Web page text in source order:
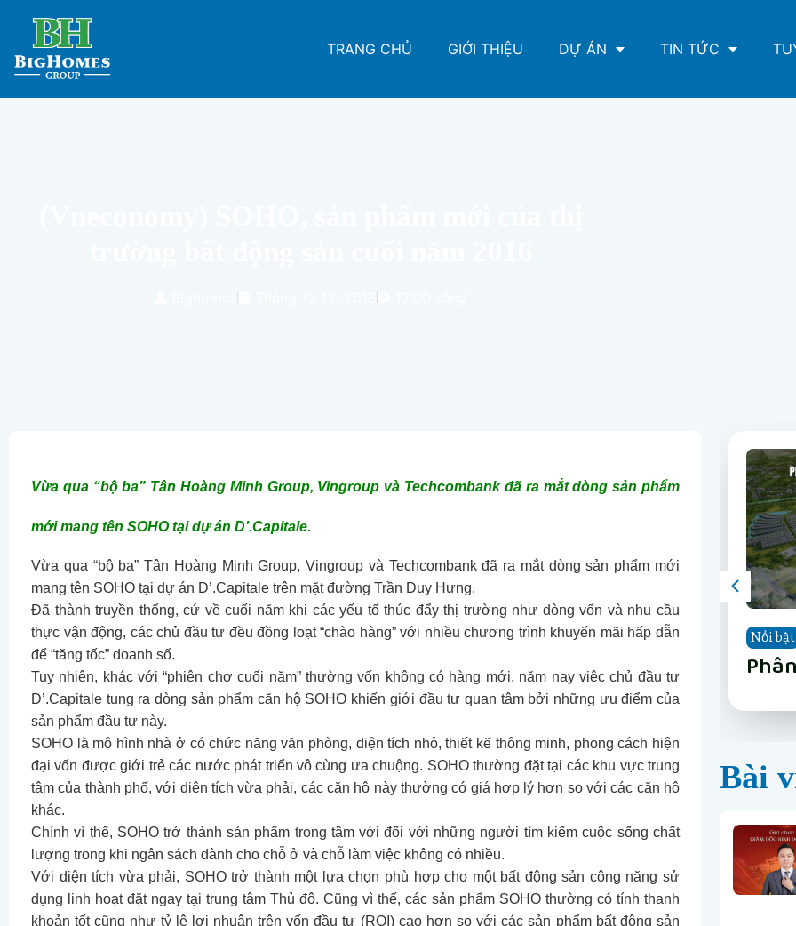
TRANG CHỦ GIỚI THIỆU DỰ ÁN TIN TỨC
Vừa qua “bộ ba” Tân Hoàng Minh Group, Vingroup và Techcombank đã ra mắt dòng sản phẩm
mới mang tên SOHO tại dự án D’.Capitale.
Vừa qua “bộ ba” Tân Hoàng Minh Group, Vingroup và Techcombank đã ra mắt dòng sản phẩm mới
mang tên SOHO tại dự án D’.Capitale trên mặt đường Trần Duy Hưng.
Đã thành truyền thống, cứ về cuối năm khi các yếu tố thúc đẩy thị trường như dòng vốn và nhu cầu
thực vận động, các chủ đầu tư đều đồng loạt “chào hàng” với nhiều chương trình khuyến mãi hấp dẫn
để “tăng tốc” doanh số.
Tuy nhiên, khác với “phiên chợ cuối năm” thường vốn không có hàng mới, năm nay việc chủ đầu tư
D’.Capitale tung ra dòng sản phẩm căn hộ SOHO khiến giới đầu tư quan tâm bởi những ưu điểm của
sản phẩm đầu tư này.
SOHO là mô hình nhà ở có chức năng văn phòng, diện tích nhỏ, thiết kế thông minh, phong cách hiện
đại vốn được giới trẻ các nước phát triển vô cùng ưa chuộng. SOHO thường đặt tại các khu vực trung
tâm của thành phố, với diện tích vừa phải, các căn hộ này thường có giá hợp lý hơn so với các căn hộ
khác.
Chính vì thế, SOHO trở thành sản phẩm trong tầm với đối với những người tìm kiếm cuộc sống chất
lượng trong khi ngân sách dành cho chỗ ở và chỗ làm việc không có nhiều.
Với diện tích vừa phải, SOHO trở thành một lựa chọn phù hợp cho một bất động sản công năng sử
dụng linh hoạt đặt ngay tại trung tâm Thủ đô. Cũng vì thế, các sản phẩm SOHO thường có tính thanh
khoản tốt cũng như tỷ lệ lợi nhuận trên vốn đầu tư (ROI) cao hơn so với các sản phẩm bất động sản
Nổi bật
Nổi bật
The
Nổi bật
Nổi bật
Nổi bật
Nổi bật
Nổi bật
Nổi bật
The
Bài